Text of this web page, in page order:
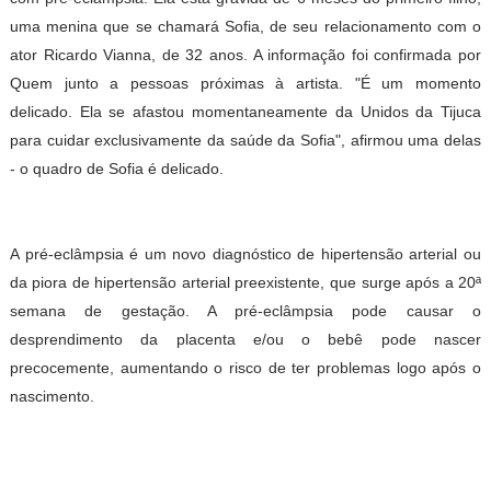
uma menina que se chamará Sofia, de seu relacionamento com o
ator Ricardo Vianna, de 32 anos. A informação foi confirmada por
Quem junto a pessoas próximas à artista. "É um momento
delicado. Ela se afastou momentaneamente da Unidos da Tijuca
para cuidar exclusivamente da saúde da Sofia", afirmou uma delas
- o quadro de Sofia é delicado.
A pré-eclâmpsia é um novo diagnóstico de hipertensão arterial ou
da piora de hipertensão arterial preexistente, que surge após a 20ª
semana de gestação. A pré-eclâmpsia pode causar o
desprendimento da placenta e/ou o bebê pode nascer
precocemente, aumentando o risco de ter problemas logo após o
nascimento.